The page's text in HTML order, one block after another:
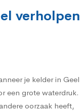
verholpen
je kelder in Geel
een grote waterdruk.
oorzaak heeft,